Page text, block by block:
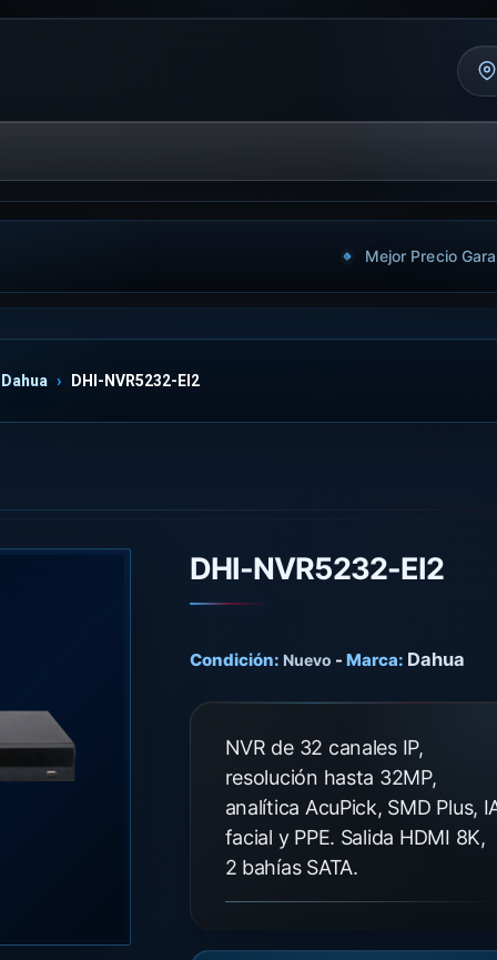
Mejor Precio
Dahua DHI-NVR5232-EI2
DHI-NVR5232-EI2
Condición: Nuevo - Marca: Dahua
NVR de 32 canales IP,
resolución hasta 32MP,
analítica AcuPick, SMD Plus,
facial y PPE. Salida HDMI 8K,
2 bahías SATA.